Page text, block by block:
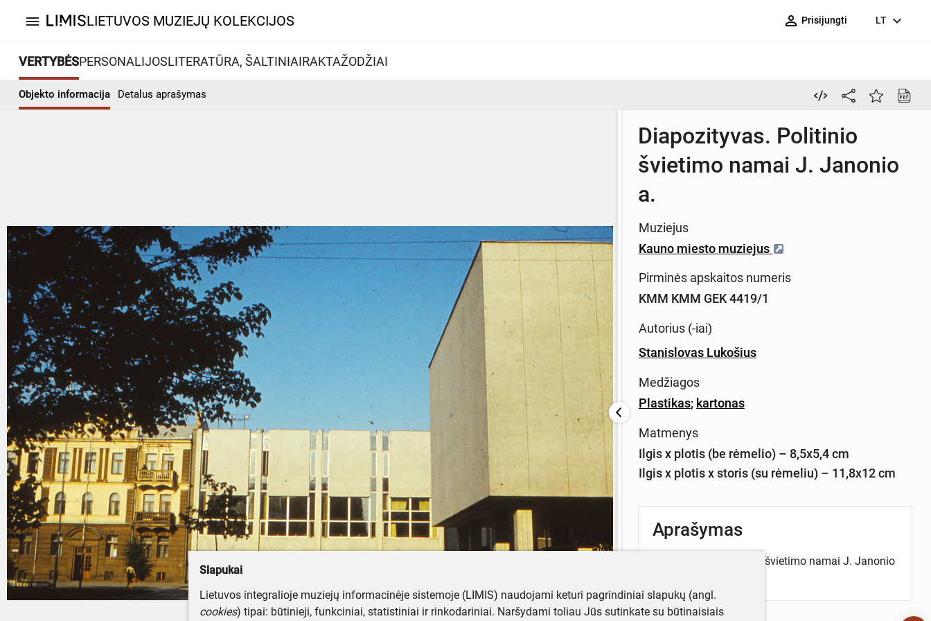
menu LIETUVOS MUZIEJŲ KOLEKCIJOS person_outline Prisijungti LT expand_more
VERTYBĖSPERSONALIJOSLITERATŪRA, ŠALTINIAIRAKTAŽODŽIAI
Objekto informacija Detalus aprašymas
Diapozityvas. Politinio
švietimo namai J. Janonio
a.
Muziejus
Kauno miesto muziejus
Pirminės apskaitos numeris
KMM KMM GEK 4419/1
Autorius (-iai)
Stanislovas Lukošius
Medžiagos
Plastikas; kartonas
Matmenys
Ilgis x plotis (be rėmelio) – 8,5x5,4 cm
Ilgis x plotis x storis (su rėmeliu) – 11,8x12 cm
Aprašymas
Diapozityvas. Politinio švietimo namai J. Janonio
Slapukai
Lietuvos integralioje muziejų informacinėje sistemoje (LIMIS) naudojami keturi pagrindiniai slapukų (angl.
cookies) tipai: būtinieji, funkciniai, statistiniai ir rinkodariniai. Naršydami toliau Jūs sutinkate su būtinaisiais